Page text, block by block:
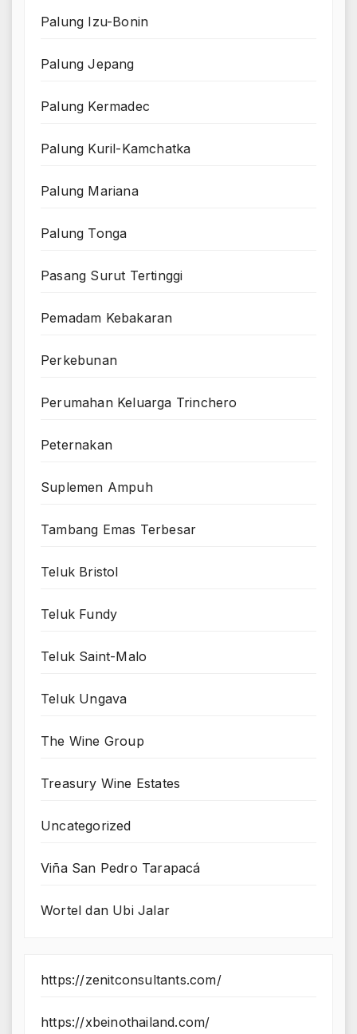
Palung Izu-Bonin
Palung Jepang
Palung Kermadec
Palung Kuril-Kamchatka
Palung Mariana
Palung Tonga
Pasang Surut Tertinggi
Pemadam Kebakaran
Perkebunan
Perumahan Keluarga Trinchero
Peternakan
Suplemen Ampuh
Tambang Emas Terbesar
Teluk Bristol
Teluk Fundy
Teluk Saint-Malo
Teluk Ungava
The Wine Group
Treasury Wine Estates
Uncategorized
Viña San Pedro Tarapacá
Wortel dan Ubi Jalar
https://zenitconsultants.com/
https://xbeinothailand.com/